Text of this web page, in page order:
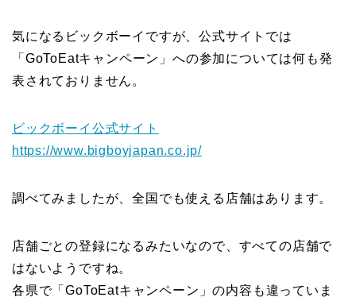
気になるビックボーイですが、公式サイトでは
「GoToEatキャンペーン」への参加については何も発
表されておりません。
ビックボーイ公式サイト
https://www.bigboyjapan.co.jp/
調べてみましたが、全国でも使える店舗はあります。
店舗ごとの登録になるみたいなので、すべての店舗で
はないようですね。
各県で「GoToEatキャンペーン」の内容も違っていま